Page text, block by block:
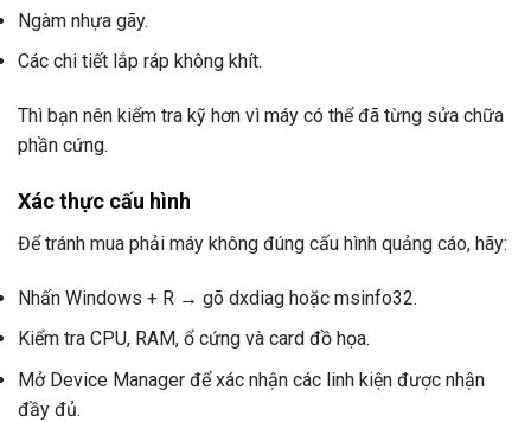
Ngàm nhựa gãy.
Các chi tiết lắp ráp không khít.
Thì bạn nên kiểm tra kỹ hơn vì máy có thể đã từng sửa chữa
phần cứng.
Xác thực cấu hình
Để tránh mua phải máy không đúng cấu hình quảng cáo, hãy:
Nhấn Windows + R → gõ dxdiag hoặc msinfo32.
Kiểm tra CPU, RAM, ổ cứng và card đồ họa.
Mở Device Manager để xác nhận các linh kiện được nhận
đầy đủ.